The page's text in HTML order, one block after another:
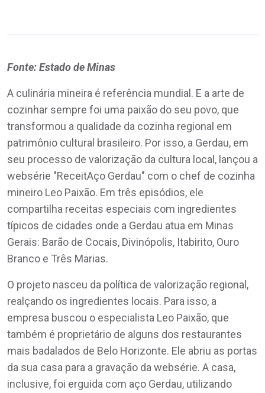
Fonte: Estado de Minas
A culinária mineira é referência mundial. E a arte de
cozinhar sempre foi uma paixão do seu povo, que
transformou a qualidade da cozinha regional em
patrimônio cultural brasileiro. Por isso, a Gerdau, em
seu processo de valorização da cultura local, lançou a
websérie "ReceitAço Gerdau" com o chef de cozinha
mineiro Leo Paixão. Em três episódios, ele
compartilha receitas especiais com ingredientes
típicos de cidades onde a Gerdau atua em Minas
Gerais: Barão de Cocais, Divinópolis, Itabirito, Ouro
Branco e Três Marias.
O projeto nasceu da política de valorização regional,
realçando os ingredientes locais. Para isso, a
empresa buscou o especialista Leo Paixão, que
também é proprietário de alguns dos restaurantes
mais badalados de Belo Horizonte. Ele abriu as portas
da sua casa para a gravação da websérie. A casa,
inclusive, foi erguida com aço Gerdau, utilizando